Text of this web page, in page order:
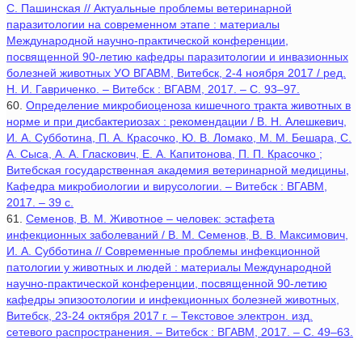
С. Пашинская // Актуальные проблемы ветеринарной
паразитологии на современном этапе : материалы
Международной научно-практической конференции,
посвященной 90-летию кафедры паразитологии и инвазионных
болезней животных УО ВГАВМ, Витебск, 2-4 ноября 2017 / ред.
Н. И. Гавриченко. – Витебск : ВГАВМ, 2017. – С. 93–97.
60. Определение микробиоценоза кишечного тракта животных в
норме и при дисбактериозах : рекомендации / В. Н. Алешкевич,
И. А. Субботина, П. А. Красочко, Ю. В. Ломако, М. М. Бешара, С.
А. Сыса, А. А. Гласкович, Е. А. Капитонова, П. П. Красочко ;
Витебская государственная академия ветеринарной медицины,
Кафедра микробиологии и вирусологии. – Витебск : ВГАВМ,
2017. – 39 с.
61. Семенов, В. М. Животное – человек: эстафета
инфекционных заболеваний / В. М. Семенов, В. В. Максимович,
И. А. Субботина // Современные проблемы инфекционной
патологии у животных и людей : материалы Международной
научно-практической конференции, посвященной 90-летию
кафедры эпизоотологии и инфекционных болезней животных,
Витебск, 23-24 октября 2017 г. – Текстовое электрон. изд.
сетевого распространения. – Витебск : ВГАВМ, 2017. – С. 49–63.